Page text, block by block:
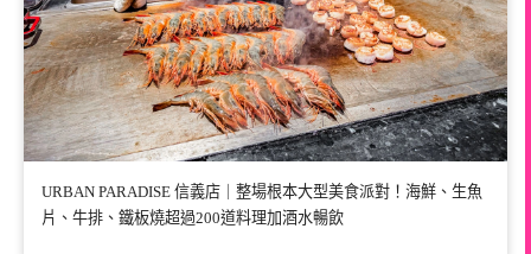
URBAN PARADISE 信義店｜整場根本大型美食派對！海鮮、生魚
片、牛排、鐵板燒超過200道料理加酒水暢飲